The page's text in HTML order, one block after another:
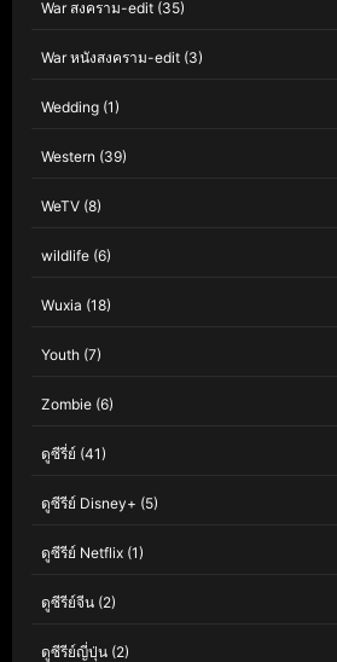
War สงคราม-edit (35)
War หนังสงคราม-edit (3)
Wedding (1)
Western (39)
WeTV (8)
wildlife (6)
Wuxia (18)
Youth (7)
Zombie (6)
ดูซีรี่ย์ (41)
ดูซีรีย์ Disney+ (5)
ดูซีรีย์ Netflix (1)
ดูซีรีย์จีน (2)
ดูซีรีย์ญี่ปุ่น (2)